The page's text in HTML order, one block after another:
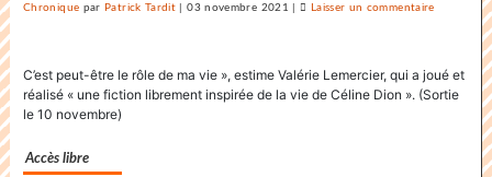
Chronique par Patrick Tardit |03 novembre 2021 Laisser un commentaire
endiablée
du
Karnawal
C’est peut-être le rôle de ma vie », estime Valérie Lemercier, qui a joué et
réalisé « une fiction librement inspirée de la vie de Céline Dion ». (Sortie
le 10 novembre)
Accès libre